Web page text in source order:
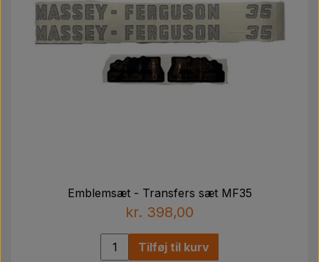
Emblemsæt - Transfers sæt MF35
kr. 398,00
Tilføj til kurv